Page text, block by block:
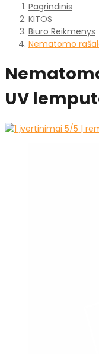
Pagrindinis
KITOS
Biuro Reikmenys
Nematomo
UV
5/5 |